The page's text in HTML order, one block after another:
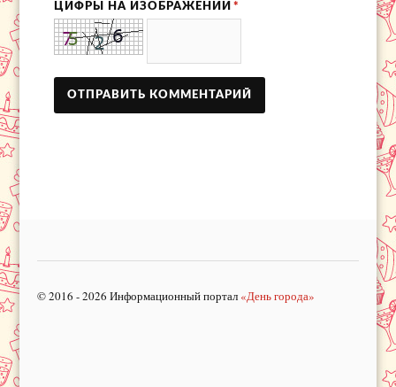
ЦИФРЫ НА ИЗОБРАЖЕНИИ *
© 2016 - 2026 Информационный портал «День города»